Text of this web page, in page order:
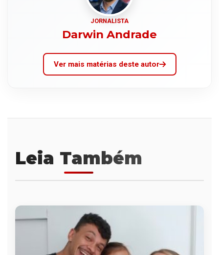
JORNALISTA
Darwin Andrade
Ver mais matérias deste autor
Leia Também